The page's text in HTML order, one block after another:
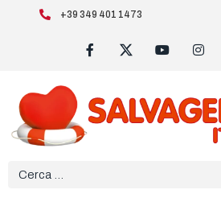
+39 349 401 1473